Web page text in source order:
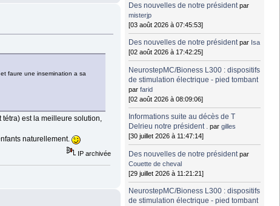
faure une insemination a sa
est la meilleure solution,
naturellement.
IP archivée
Des nouvelles de notre président par
misterjp
[03 août 2026 à 07:45:53]
Des nouvelles de notre président par Isa
[02 août 2026 à 17:42:25]
NeurostepMC/Bioness L300 : dispositifs
de stimulation électrique - pied tombant
parfarid
[02 août 2026 à 08:09:06]
Informations suite au décès de T
Delrieu notre président . pargilles
[30 juillet 2026 à 11:47:14]
Des nouvelles de notre président par
Couette de cheval
[29 juillet 2026 à 11:21:21]
NeurostepMC/Bioness L300 : dispositifs
de stimulation électrique - pied tombant